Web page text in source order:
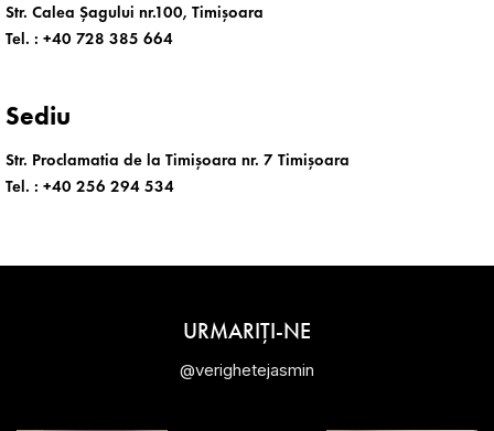
Str. Calea Șagului nr.100, Timișoara
Tel. : +40 728 385 664
Sediu
Str. Proclamatia de la Timișoara nr. 7 Timișoara
Tel. : +40 256 294 534
URMARIȚI-NE
@verighetejasmin